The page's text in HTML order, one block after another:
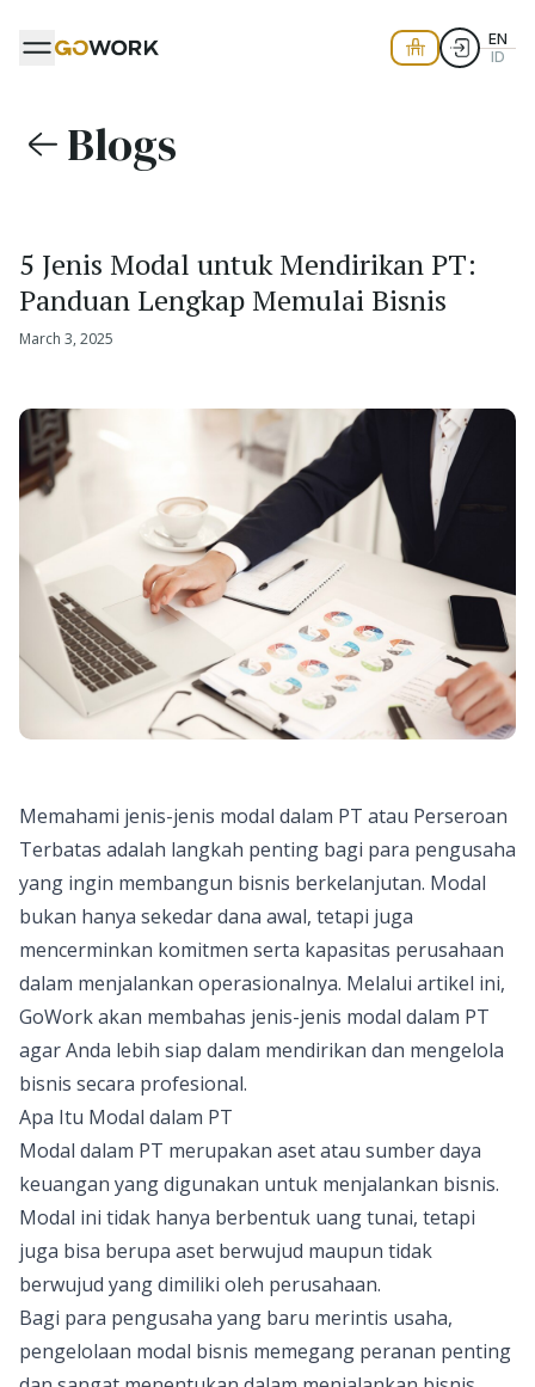
EN
ID
Blogs
5 Jenis Modal untuk Mendirikan PT:
Panduan Lengkap Memulai Bisnis
March 3, 2025
Memahami jenis-jenis modal dalam PT atau Perseroan
Terbatas adalah langkah penting bagi para pengusaha
yang ingin membangun bisnis berkelanjutan. Modal
bukan hanya sekedar dana awal, tetapi juga
mencerminkan komitmen serta kapasitas perusahaan
dalam menjalankan operasionalnya. Melalui artikel ini,
GoWork akan membahas jenis-jenis modal dalam PT
agar Anda lebih siap dalam mendirikan dan mengelola
bisnis secara profesional.
Apa Itu Modal dalam PT
Modal dalam PT merupakan aset atau sumber daya
keuangan yang digunakan untuk menjalankan bisnis.
Modal ini tidak hanya berbentuk uang tunai, tetapi
juga bisa berupa aset berwujud maupun tidak
berwujud yang dimiliki oleh perusahaan.
Bagi para pengusaha yang baru merintis usaha,
pengelolaan modal bisnis memegang peranan penting